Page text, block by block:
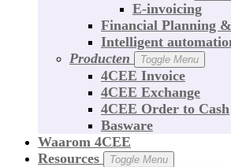
E-invoicing
Financial Planning
Intelligent
Producten
Toggle Menu
4CEE Invoice
4CEE Exchange
4CEE Order to Cash
Basware
Waarom 4CEE
Resources
Toggle Menu